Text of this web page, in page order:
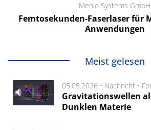
Menlo Systems GmbH
Femtosekunden-Faserlaser für
Anwendungen
Meist gelesen
05.05.2026 • Nachricht •
Gravitationswellen
Dunklen Materie